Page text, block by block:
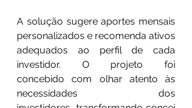
A solução sugere aportes mensais
personalizados e recomenda ativos
adequados ao perfil de cada
investidor. O projeto foi
concebido com olhar atento às
necessidades dos